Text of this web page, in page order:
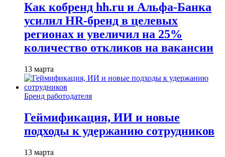
Как кобренд hh.ru и Альфа-Банка
усилил HR-бренд в целевых
регионах и увеличил на 25%
количество откликов на вакансии
13 марта
Бренд работодателя
Геймификация, ИИ и новые
подходы к удержанию сотрудников
13 марта